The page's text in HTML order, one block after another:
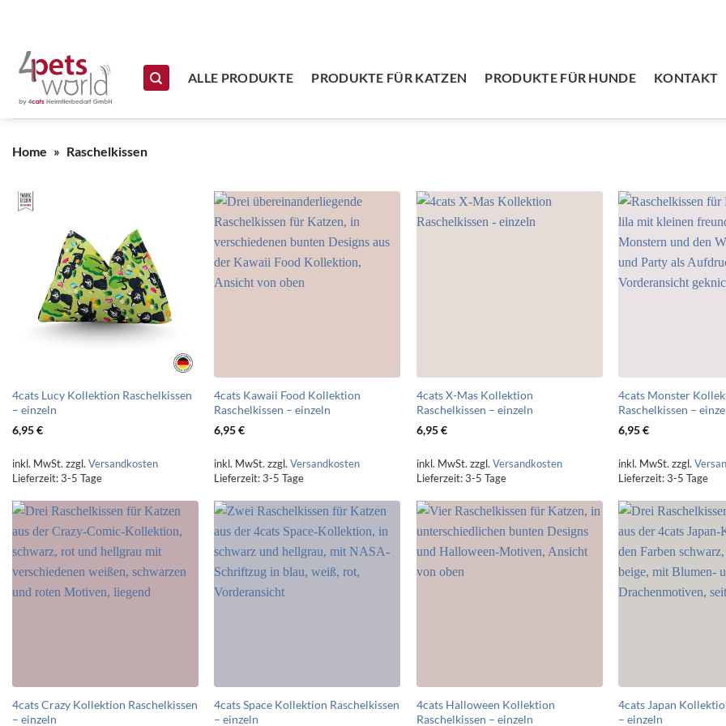
Zum Inhalt springen
ALLE PRODUKTE
PRODUKTE FÜR KATZEN PRODUKTE FÜR HUNDE KONTAKT
Home » Raschelkissen
4cats Lucy Kollektion Raschelkissen
– einzeln
6,95€
inkl. MwSt. zzgl. Versandkosten
Lieferzeit:3-5 Tage
4cats Kawaii Food Kollektion
Raschelkissen – einzeln
6,95€
inkl. MwSt. zzgl.Versandkosten
Lieferzeit:3-5 Tage
4cats X-Mas Kollektion
Raschelkissen – einzeln
6,95€
inkl. MwSt. zzgl. Versandkosten
Lieferzeit:3-5 Tage
4cats Monster
Raschelkissen –
6,95€
inkl. MwSt. zzgl.
Lieferzeit:3-5 Tage
4cats Crazy Kollektion Raschelkissen
– einzeln
4cats Space Kollektion Raschelkissen
– einzeln
4cats Halloween Kollektion
Raschelkissen – einzeln
4cats Japan
– einzeln